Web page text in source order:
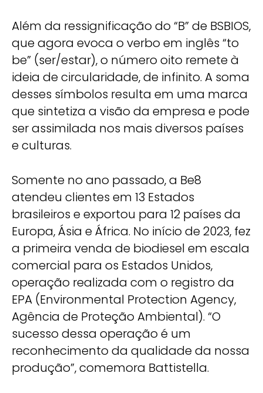
Além da ressignificação do “B” de BSBIOS,
que agora evoca o verbo em inglês “to
be” (ser/estar), o número oito remete à
ideia de circularidade, de infinito. A soma
desses símbolos resulta em uma marca
que sintetiza a visão da empresa e pode
ser assimilada nos mais diversos países
e culturas.
Somente no ano passado, a Be8
atendeu clientes em 13 Estados
brasileiros e exportou para 12 países da
Europa, Ásia e África. No início de 2023, fez
a primeira venda de biodiesel em escala
comercial para os Estados Unidos,
operação realizada com o registro da
EPA (Environmental Protection Agency,
Agência de Proteção Ambiental). “O
sucesso dessa operação é um
reconhecimento da qualidade da nossa
produção”, comemora Battistella.